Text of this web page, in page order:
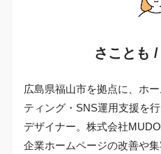
さことも
広島県福山市を拠点に、ホ
ティング・SNS運用支援を
デザイナー。株式会社
企業ホームページの改善や